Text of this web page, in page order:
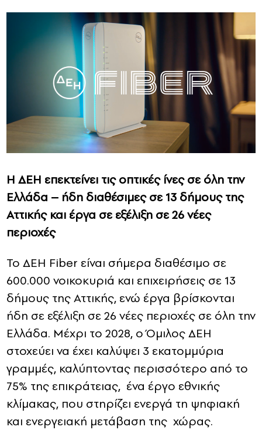
Η ΔΕΗ επεκτείνει τις οπτικές ίνες σε όλη την
Ελλάδα – ήδη διαθέσιμες σε 13 δήμους της
Αττικής και έργα σε εξέλιξη σε 26 νέες
περιοχές
Το ΔΕΗ Fiber είναι σήμερα διαθέσιμο σε
600.000 νοικοκυριά και επιχειρήσεις σε 13
δήμους της Αττικής, ενώ έργα βρίσκονται
ήδη σε εξέλιξη σε 26 νέες περιοχές σε όλη την
Ελλάδα. Μέχρι το 2028, ο Όμιλος ΔΕΗ
στοχεύει να έχει καλύψει 3 εκατομμύρια
γραμμές, καλύπτοντας περισσότερο από το
75% της επικράτειας, ένα έργο εθνικής
κλίμακας, που στηρίζει ενεργά τη ψηφιακή
και ενεργειακή μετάβαση της χώρας.